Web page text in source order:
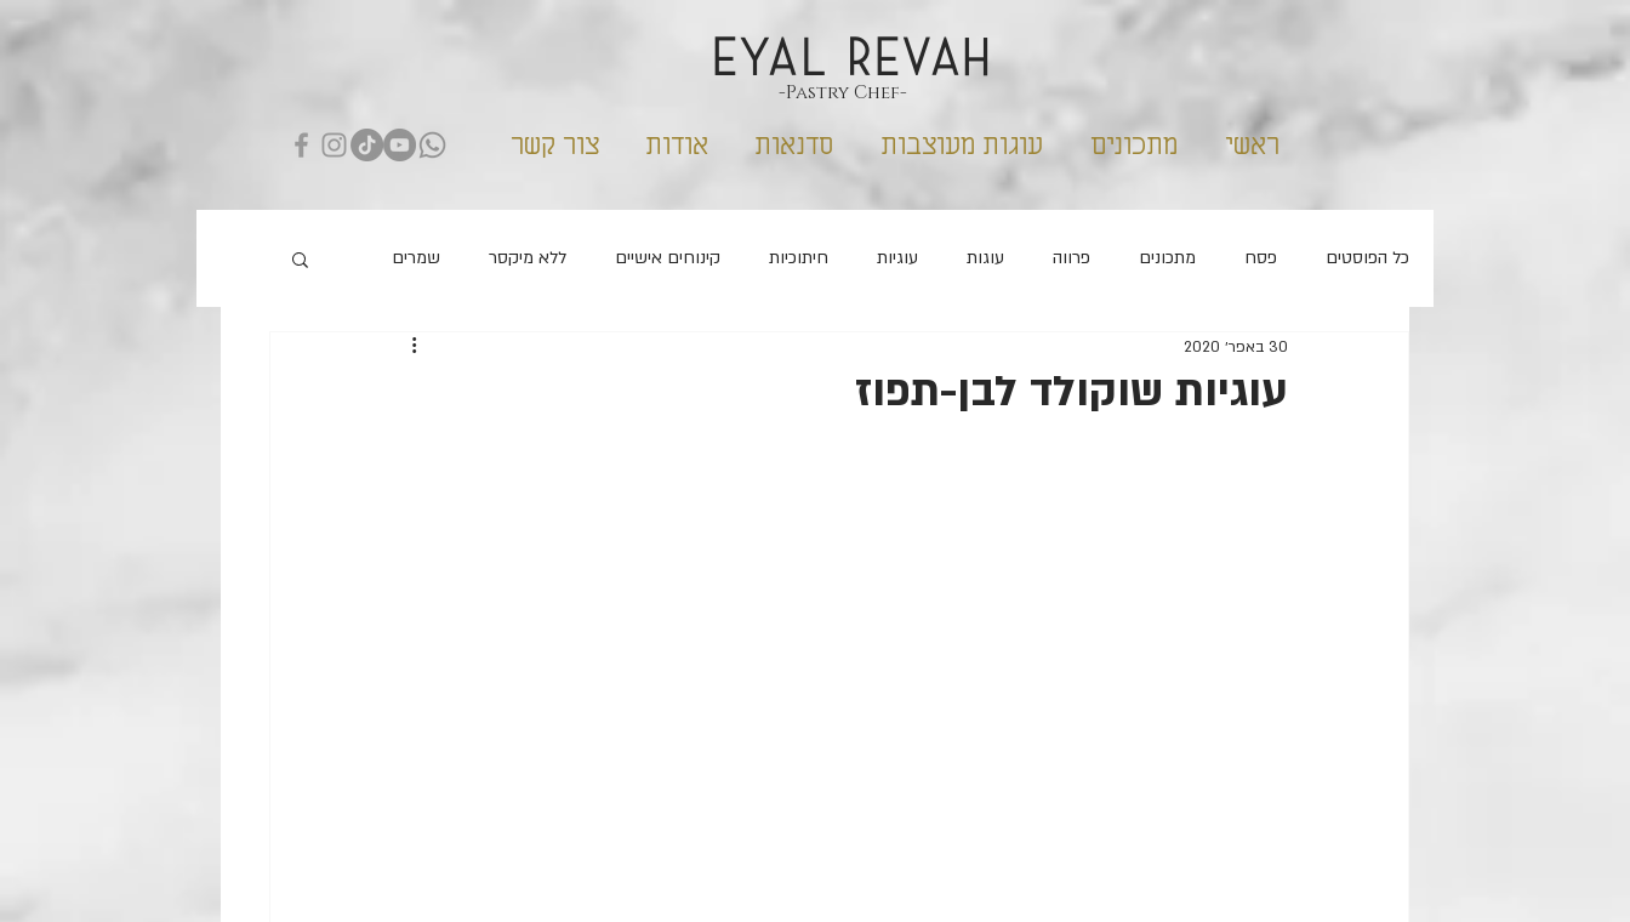
EYAL REVAH
-Pastry Chef-
ראשי מתכונים עוגות מעוצבות סדנאות אודות צור קשר
כל הפוסטים פסח מתכונים פרווה עוגות עוגיות חיתוכיות קינוחים אישיים ללא מיקסר שמרים
ללא סוכר
עוגיות שוקולד לבן-תפוז
30 באפר׳ 2020